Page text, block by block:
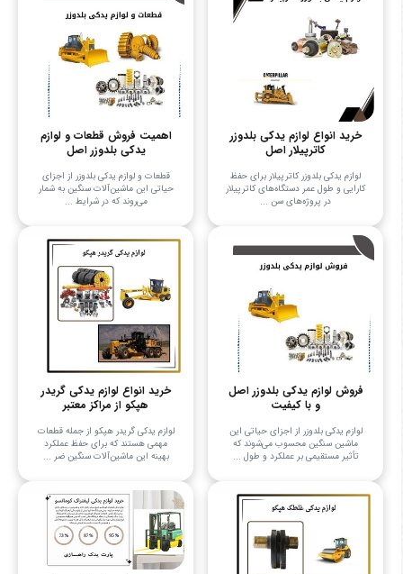
خرید انواع لوازم یدکی بلدوزر
کاترپیلار اصل
لوازم یدکی بلدوزر کاترپیلار برای حفظ
کارایی و طول عمر دستگاه‌های کاترپیلار
در پروژه‌های سن ...
اهمیت فروش قطعات و لوازم
یدکی بلدوزر اصل
قطعات و لوازم یدکی بلدوزر از اجزای
حیاتی این ماشین‌آلات سنگین به شمار
می‌روند که در شرایط ...
فروش لوازم یدکی بلدوزر اصل
و با کیفیت
لوازم یدکی بلدوزر از اجزای حیاتی این
ماشین سنگین محسوب می‌شوند که
تأثیر مستقیمی بر عملکرد و طول ...
خرید انواع لوازم یدکی گریدر
هپکو از مراکز معتبر
لوازم یدکی گریدر هپکو از جمله قطعات
مهمی هستند که برای حفظ عملکرد
بهینه این ماشین‌آلات سنگین ضر ...